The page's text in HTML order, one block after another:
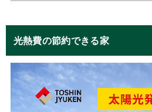
光熱費の節約できる家